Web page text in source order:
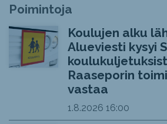
Poimintoja
Koulujen alku
Alueviesti kysyi
Raaseporin
vastaa
1.8.2026 16:00